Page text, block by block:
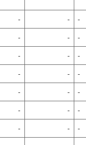
- - -
- - -
- - -
- - -
- - -
- - -
- - -